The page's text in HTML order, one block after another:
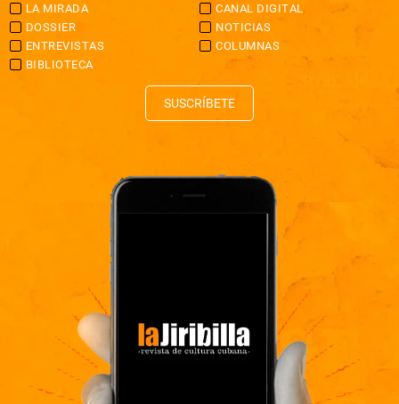
LA MIRADA
CANAL DIGITAL
DOSSIER
NOTICIAS
ENTREVISTAS
COLUMNAS
BIBLIOTECA
SUSCRÍBETE